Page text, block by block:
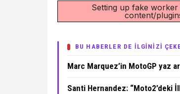
Setting up fake
content/
BU HABERLER DE İLGİNİZİ
Marc Marquez’in MotoGP yaz
Santi Hernandez: “Moto2’deki